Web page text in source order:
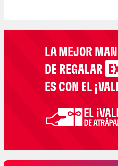
LA MEJOR
DE REGALAR
ES CON EL